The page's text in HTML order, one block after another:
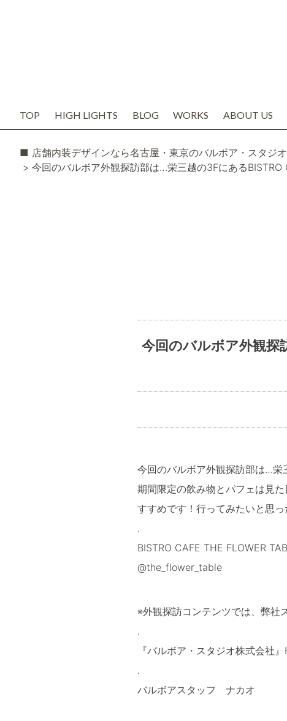
TOP HIGH LIGHTS BLOG WORKS ABOUT US
■ 店舗内装デザインなら名古屋・東京のバルボア・スタジ
> 今回のバルボア外観探訪部は…栄三越の3Fにある
今回のバルボア外観探
今回のバルボア外観探訪部は…栄
期間限定の飲み物とパフェは見
すすめです！行ってみたいと思
.
BISTRO CAFE THE FLOWER
@the_flower_table
※外観探訪コンテンツでは、弊社
.
『バルボア・スタジオ株式会社
.
バルボアスタッフ ナカオ